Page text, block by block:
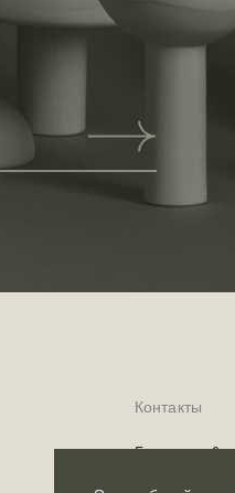
Контакты
Где купить?